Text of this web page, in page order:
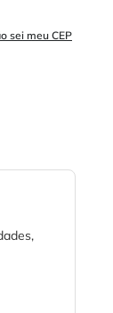
sei meu CEP